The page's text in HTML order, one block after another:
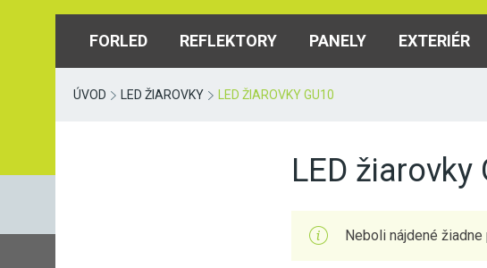
FORLED REFLEKTORY PANELY EXTERIÉR
ÚVOD LED ŽIAROVKY LED ŽIAROVKY GU10
LED žiarovky
Neboli nájdené